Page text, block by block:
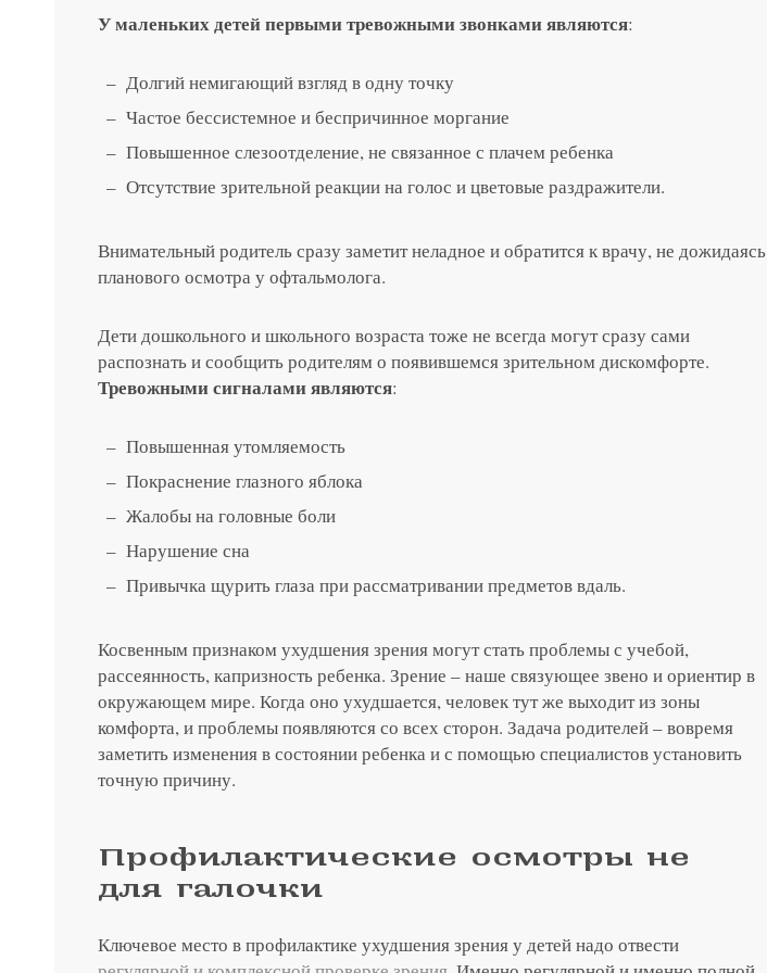
У маленьких детей первыми тревожными звонками являются:
Долгий немигающий взгляд в одну точку
Частое бессистемное и беспричинное моргание
Повышенное слезоотделение, не связанное с плачем ребенка
Отсутствие зрительной реакции на голос и цветовые раздражители.
Внимательный родитель сразу заметит неладное и обратится к врачу, не дожидаясь
планового осмотра у офтальмолога.
Дети дошкольного и школьного возраста тоже не всегда могут сразу сами
распознать и сообщить родителям о появившемся зрительном дискомфорте.
Тревожными сигналами являются:
Повышенная утомляемость
Покраснение глазного яблока
Жалобы на головные боли
Нарушение сна
Привычка щурить глаза при рассматривании предметов вдаль.
Косвенным признаком ухудшения зрения могут стать проблемы с учебой,
рассеянность, капризность ребенка. Зрение – наше связующее звено и ориентир в
окружающем мире. Когда оно ухудшается, человек тут же выходит из зоны
комфорта, и проблемы появляются со всех сторон. Задача родителей – вовремя
заметить изменения в состоянии ребенка и с помощью специалистов установить
точную причину.
Профилактические осмотры не
для галочки
Ключевое место в профилактике ухудшения зрения у детей надо отвести